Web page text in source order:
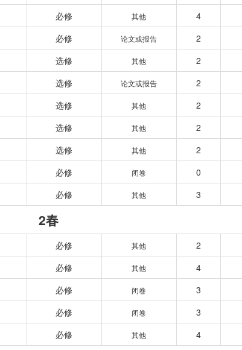
必修 其他 4
必修 论文或报告 2
选修 其他 2
选修 论文或报告 2
选修 其他 2
选修 其他 2
选修 其他 2
必修 闭卷 0
必修 其他 3
2春
必修 其他 2
必修 其他 4
必修 闭卷 3
必修 闭卷 3
必修 其他 4